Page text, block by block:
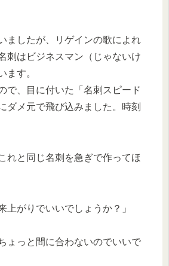
ましたが、リゲインの歌によれ
刺はビジネスマン（じゃないけ
ます。
で、目に付いた「名刺スピード
ダメ元で飛び込みました。時刻
れと同じ名刺を急ぎで作ってほ
上がりでいいでしょうか？」
ょっと間に合わないのでいいで